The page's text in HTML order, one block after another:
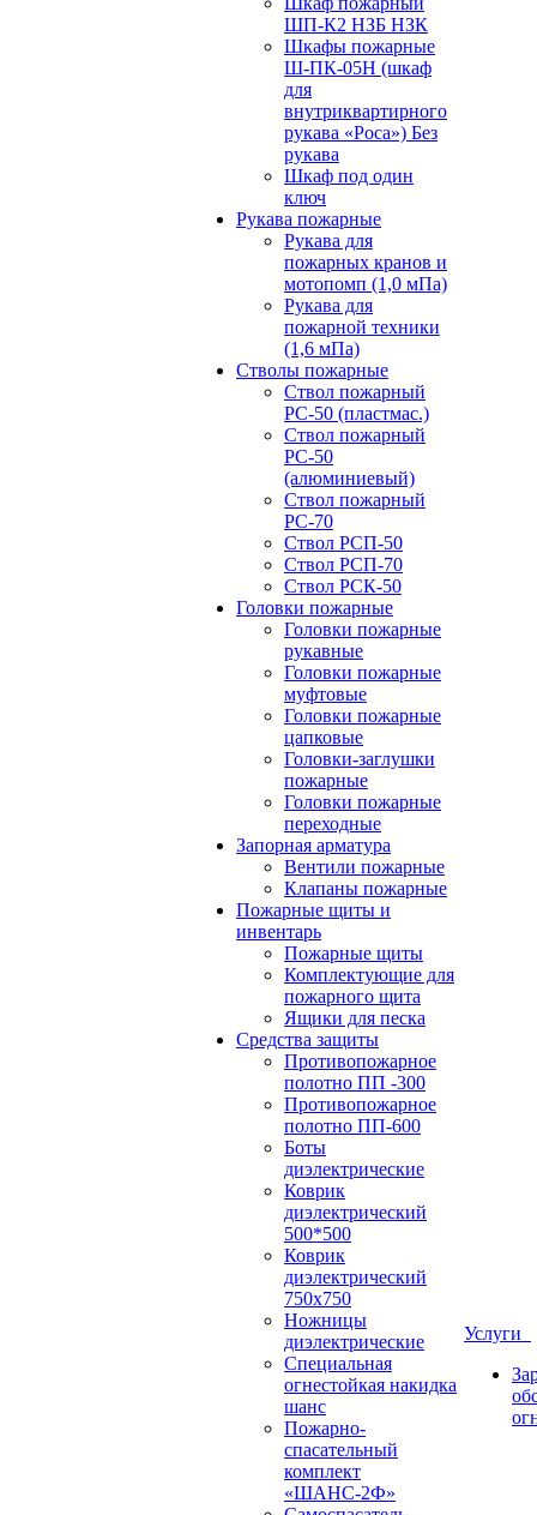
ШП-К2 НЗБ НЗК
Шкафы пожарные
Ш-ПК-05Н (шкаф
для
внутриквартирного
рукава «Роса») Без
рукава
Шкаф под один
ключ
Рукава пожарные
Рукава для
пожарных кранов и
мотопомп (1,0 мПа)
Рукава для
пожарной техники
(1,6 мПа)
Стволы пожарные
Ствол пожарный
РС-50 (пластмас.)
Ствол пожарный
РС-50
(алюминиевый)
Ствол пожарный
РС-70
Ствол РСП-50
Ствол РСП-70
Ствол РСК-50
Головки пожарные
Головки пожарные
рукавные
Головки пожарные
муфтовые
Головки пожарные
цапковые
Головки-заглушки
пожарные
Головки пожарные
переходные
Запорная арматура
Вентили пожарные
Клапаны пожарные
Пожарные щиты и
инвентарь
Пожарные щиты
Комплектующие для
пожарного щита
Ящики для песка
Средства защиты
Противопожарное
полотно ПП -300
Противопожарное
полотно ПП-600
Боты
диэлектрические
Коврик
диэлектрический
500*500
Коврик
диэлектрический
750х750
Ножницы
диэлектрические
Специальная
огнестойкая накидка
шанс
Пожарно-
спасательный
комплект
«ШАНС-2Ф»
Услуги